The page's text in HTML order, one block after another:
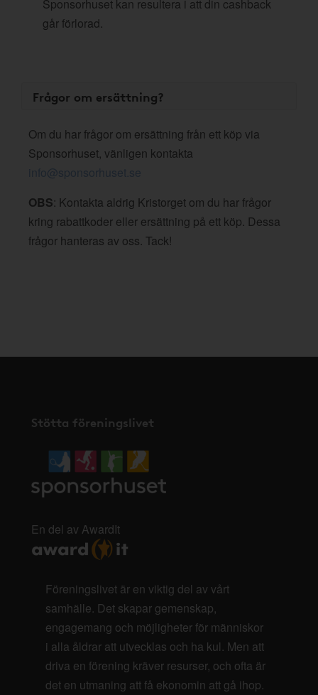
Sponsorhuset kan resultera i att din cashback
går förlorad.
Frågor om ersättning?
Om du har frågor om ersättning från ett köp via
Sponsorhuset, vänligen kontakta
info@sponsorhuset.se
OBS: Kontakta aldrig Kristorget om du har frågor
kring rabattkoder eller ersättning på ett köp. Dessa
frågor hanteras av oss. Tack!
Stötta föreningslivet
En del av AwardIt
Föreningslivet är en viktig del av vårt
samhälle. Det skapar gemenskap,
engagemang och möjligheter för människor
i alla åldrar att utvecklas och ha kul. Men att
driva en förening kräver resurser, och ofta är
det en utmaning att få ekonomin att gå ihop.